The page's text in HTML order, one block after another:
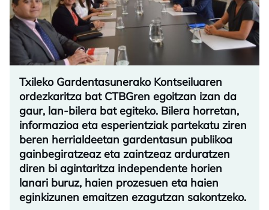
Txileko Gardentasunerako Kontseiluaren
ordezkaritza bat CTBGren egoitzan izan da
gaur, lan-bilera bat egiteko. Bilera horretan,
informazioa eta esperientziak partekatu ziren
beren herrialdeetan gardentasun publikoa
gainbegiratzeaz eta zaintzeaz arduratzen
diren bi agintaritza independente horien
lanari buruz, haien prozesuen eta haien
eginkizunen emaitzen ezagutzan sakontzeko.